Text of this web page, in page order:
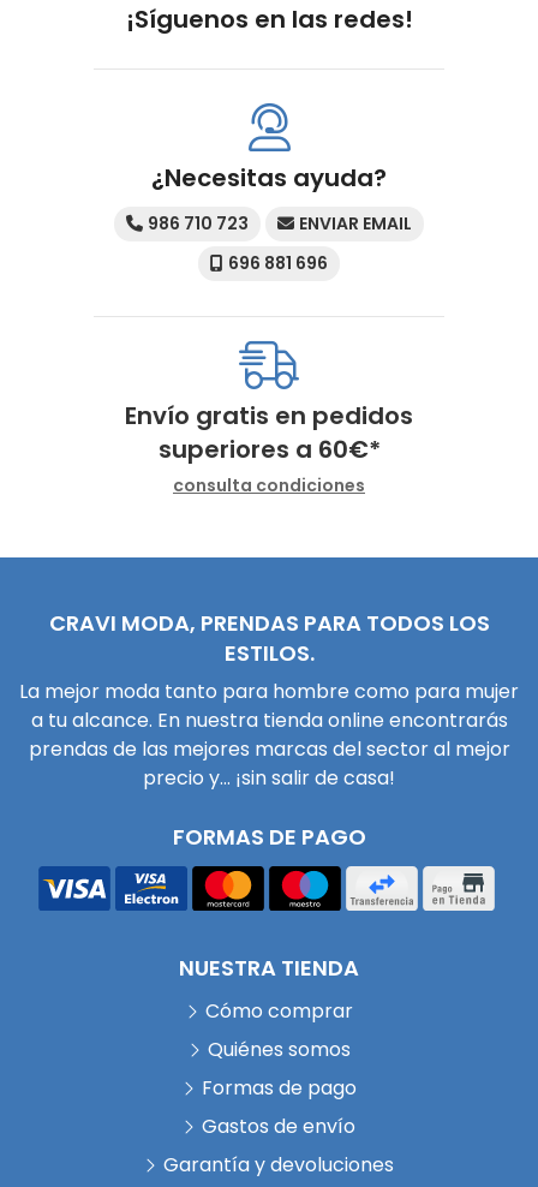
¡Síguenos en las redes!
¿Necesitas ayuda?
986 710 723
ENVIAR EMAIL
696 881 696
Envío gratis en pedidos
superiores a 60€*
consulta condiciones
CRAVI MODA, PRENDAS PARA TODOS LOS
ESTILOS.
La mejor moda tanto para hombre como para mujer
a tu alcance. En nuestra tienda online encontrarás
prendas de las mejores marcas del sector al mejor
precio y... ¡sin salir de casa!
FORMAS DE PAGO
NUESTRA TIENDA
Cómo comprar
Quiénes somos
Formas de pago
Gastos de envío
Garantía y devoluciones